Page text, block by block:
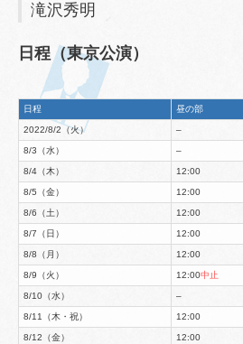
滝沢秀明
日程（東京公演）
日程 昼の部
2022/8/2（火） –
8/3（水） –
8/4（木） 12:00
8/5（金） 12:00
8/6（土） 12:00
8/7（日） 12:00
8/8（月） 12:00
8/9（火） 12:00中止
8/10（水） –
8/11（木・祝） 12:00
8/12（金） 12:00